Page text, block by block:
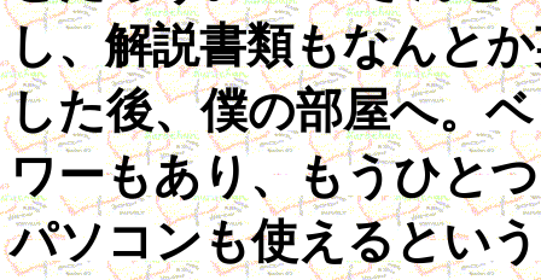
し、解説書類もなんと
した後、僕の部屋へ。
ワーもあり、もうひと
パソコンも使えるとい